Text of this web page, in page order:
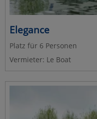
Elegance
Platz für 6 Personen
Vermieter: Le Boat